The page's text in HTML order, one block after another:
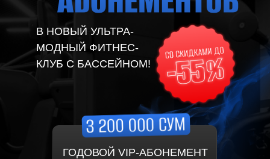
В НОВЫЙ УЛЬТРА-
МОДНЫЙ ФИТНЕС-
КЛУБ С БАССЕЙНОМ!
ГОДОВОЙ VIP-АБОНЕМЕНТ